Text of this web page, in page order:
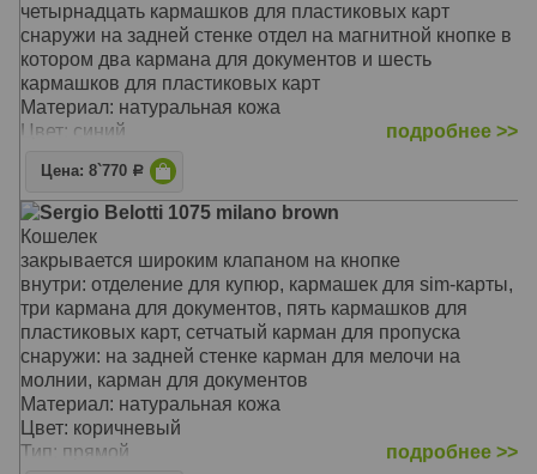
четырнадцать кармашков для пластиковых карт
снаружи на задней стенке отдел на магнитной кнопке в
котором два кармана для документов и шесть
кармашков для пластиковых карт
Материал: натуральная кожа
Цвет: синий
Размер: 20 x 10.5 x 3 см
подробнее >>
Цена: 8`770 Р
Sergio Belotti 1075 milano brown
Кошелек
закрывается широким клапаном на кнопке
внутри: отделение для купюр, кармашек для sim-карты,
три кармана для документов, пять кармашков для
пластиковых карт, сетчатый карман для пропуска
снаружи: на задней стенке карман для мелочи на
молнии, карман для документов
Материал: натуральная кожа
Цвет: коричневый
Тип: прямой
подробнее >>